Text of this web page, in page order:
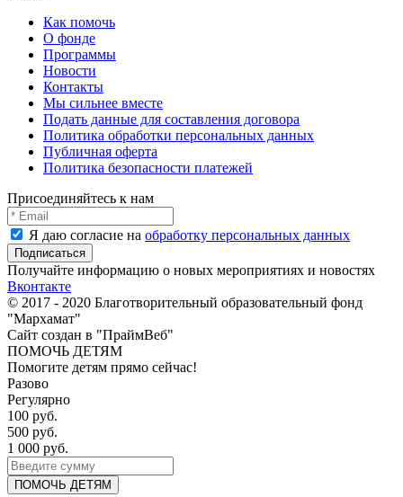
Как помочь
О фонде
Программы
Новости
Контакты
Мы сильнее вместе
Подать данные для составления договора
Политика обработки персональных данных
Публичная оферта
Политика безопасности платежей
Присоединяйтесь к нам
Я даю согласие на обработку персональных данных
Получайте информацию о новых мероприятиях и новостях
Вконтакте
© 2017 - 2020 Благотворительный образовательный фонд
"Мархамат"
Сайт создан в "ПраймВеб"
ПОМОЧЬ ДЕТЯМ
Помогите детям прямо сейчас!
Разово
Регулярно
100 руб.
500 руб.
1 000 руб.